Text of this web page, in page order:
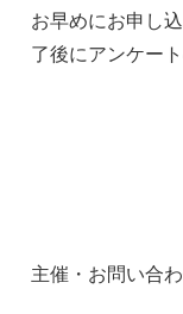
お早めにお申し
了後にアンケー
主催・お問い合